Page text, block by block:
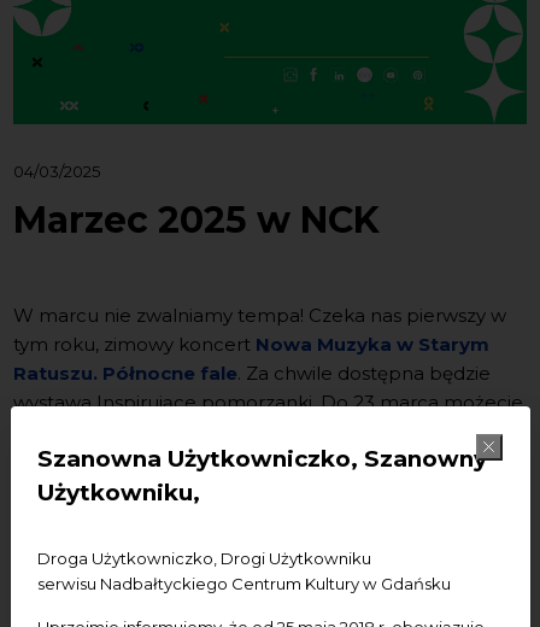
Szanowna Użytkowniczko, Szanowny
Użytkowniku,
Droga Użytkowniczko, Drogi Użytkowniku
serwisu Nadbałtyckiego Centrum Kultury w Gdańsku
04/03/2025
Marzec 2025 w NCK
W marcu nie zwalniamy tempa! Czeka nas pierwszy w
tym roku, zimowy koncert Nowa Muzyka w Starym
Ratuszu. Północne fale. Za chwile dostępna będzie
wystawa Inspirujące pomorzanki. Do 23 marca możecie
Czarodziejski Młyn Afanasjewów ożywa na
wystawie!a 15-16 odbędą się warsztaty związane z
wystawą. Poza tym możecie zgłaszać się do nagrody
wspierająco-rozwojowy Lider_ka na dzisiejsze czasy.
Sprawdźcie.